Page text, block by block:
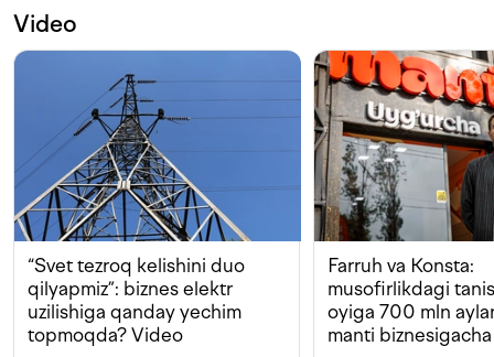
Video
“Svet tezroq kelishini duo
qilyapmiz”: biznes elektr
uzilishiga qanday yechim
topmoqda? Video
Farruh va Konsta:
musofirlikdagi
oyiga 700 mln
manti biznesigacha